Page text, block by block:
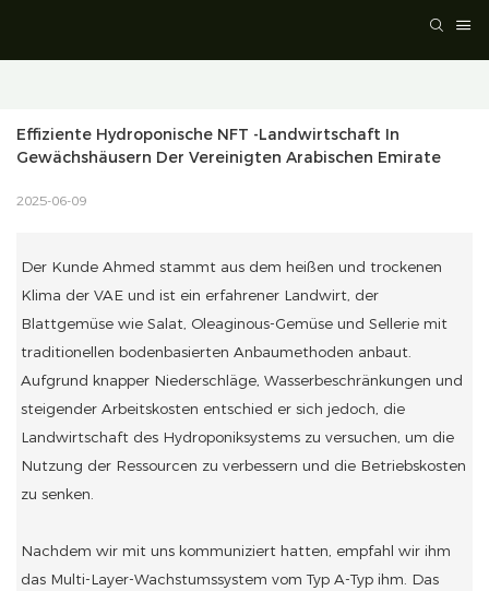
Effiziente Hydroponische NFT -Landwirtschaft In
Gewächshäusern Der Vereinigten Arabischen Emirate
2025-06-09
Der Kunde Ahmed stammt aus dem heißen und trockenen
Klima der VAE und ist ein erfahrener Landwirt, der
Blattgemüse wie Salat, Oleaginous-Gemüse und Sellerie mit
traditionellen bodenbasierten Anbaumethoden anbaut.
Aufgrund knapper Niederschläge, Wasserbeschränkungen und
steigender Arbeitskosten entschied er sich jedoch, die
Landwirtschaft des Hydroponiksystems zu versuchen, um die
Nutzung der Ressourcen zu verbessern und die Betriebskosten
zu senken.
Nachdem wir mit uns kommuniziert hatten, empfahl wir ihm
das Multi-Layer-Wachstumssystem vom Typ A-Typ ihm. Das